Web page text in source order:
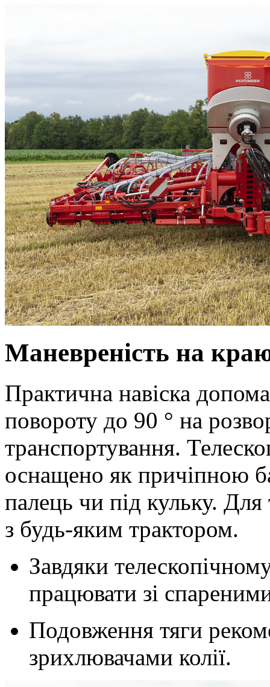
Маневреність на
Практична навіска
повороту до 90 ° на
транспортування.
оснащено як причіпною
палець чи під кульку.
з будь-яким трактором.
Завдяки
працювати зі
Подовження тяги
зрихлювачами колії.